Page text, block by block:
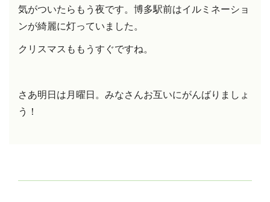
気がついたらもう夜です。博多駅前はイルミネーショ
ンが綺麗に灯っていました。
クリスマスももうすぐですね。
さあ明日は月曜日。みなさんお互いにがんばりましょ
う！